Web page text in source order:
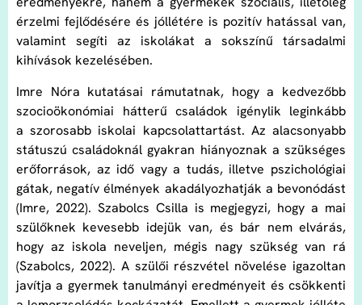
érzelmi fejlődésére és jóllétére is pozitív hatással van,
valamint segíti az iskolákat a sokszínű társadalmi
kihívások kezelésében.
Imre Nóra kutatásai rámutatnak, hogy a kedvezőbb
szocioökonómiai hátterű családok igénylik leginkább
a szorosabb iskolai kapcsolattartást. Az alacsonyabb
státuszú családoknál gyakran hiányoznak a szükséges
erőforrások, az idő vagy a tudás, illetve pszichológiai
gátak, negatív élmények akadályozhatják a bevonódást
(Imre, 2022). Szabolcs Csilla is megjegyzi, hogy a mai
szülőknek kevesebb idejük van, és bár nem elvárás,
hogy az iskola neveljen, mégis nagy szükség van rá
(Szabolcs, 2022). A szülői részvétel növelése igazoltan
javítja a gyermek tanulmányi eredményeit és csökkenti